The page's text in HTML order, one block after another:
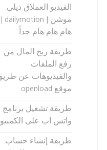
الفيديو العملاق ديلى
هام هام هام جداً
طريقة ربح المال من
رفع الملفات
والفيديوهات عن
موقع openload
طريقة تشغيل برنامج
واتس اب على
طريقة إنشاء حساب